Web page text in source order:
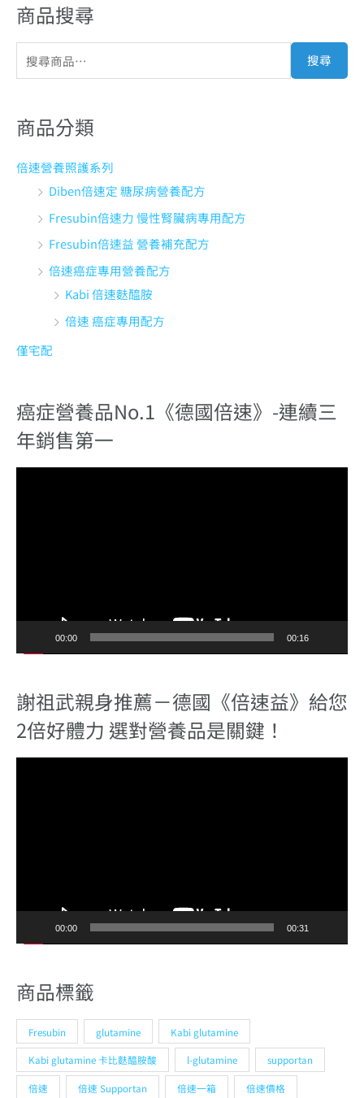
商品搜尋
搜尋
商品分類
倍速營養照護系列
Diben倍速定 糖尿病營養配方
Fresubin倍速力 慢性腎臟病專用配方
Fresubin倍速益 營養補充配方
倍速癌症專用營養配方
Kabi 倍速麩醯胺
倍速 癌症專用配方
僅宅配
癌症營養品No.1《德國倍速》-連續三
年銷售第一
00:00 00:16
謝祖武親身推薦－德國《倍速益》給您
2倍好體力 選對營養品是關鍵！
00:00 00:31
商品標籤
Fresubin glutamine Kabi glutamine
Kabi glutamine 卡比麩醯胺酸 l-glutamine supportan
倍速 倍速 Supportan 倍速一箱 倍速價格